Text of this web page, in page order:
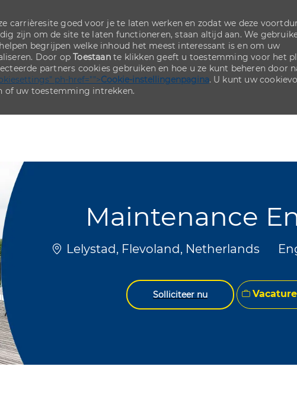
carrièresite goed voor je te laten werken en zodat we deze
zijn om de site te laten functioneren, staan altijd aan. We
begrijpen welke inhoud het meest interessant is en om uw
Door opToestaante klikken geeft u toestemming voor het
partners cookies gebruiken en hoe u ze kunt beheren door
ph-href="">Cookie-instellingenpagina. U kunt uw
of uw toestemming intrekken.
Maintenance
Plaats
Lelystad, Flevoland, Netherlands
Solliciteer nu